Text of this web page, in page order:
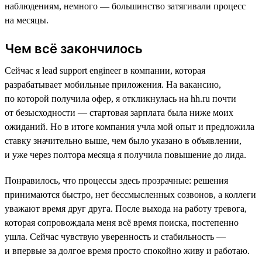
наблюдениям, немного — большинство затягивали процесс
на месяцы.
Чем всё закончилось
Сейчас я lead support engineer в компании, которая
разрабатывает мобильные приложения. На вакансию,
по которой получила офер, я откликнулась на hh.ru почти
от безысходности — стартовая зарплата была ниже моих
ожиданий. Но в итоге компания учла мой опыт и предложила
ставку значительно выше, чем было указано в объявлении,
и уже через полтора месяца я получила повышение до лида.
Понравилось, что процессы здесь прозрачные: решения
принимаются быстро, нет бессмысленных созвонов, а коллеги
уважают время друг друга. После выхода на работу тревога,
которая сопровождала меня всё время поиска, постепенно
ушла. Сейчас чувствую уверенность и стабильность —
и впервые за долгое время просто спокойно живу и работаю.